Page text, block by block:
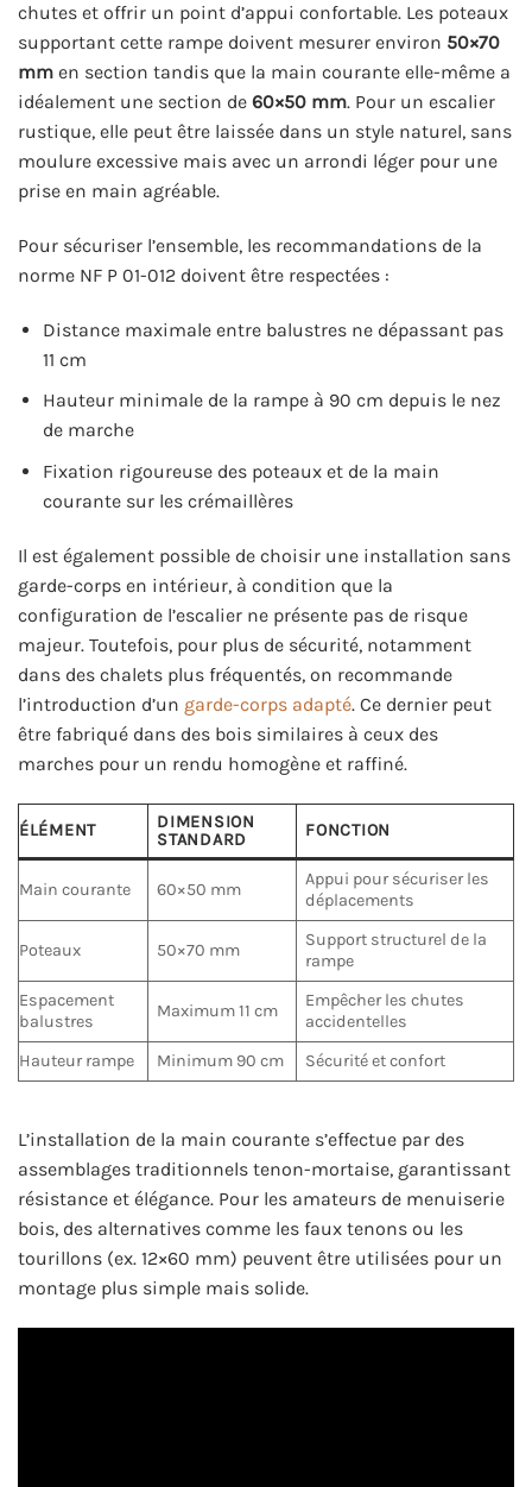
chutes et offrir un point d’appui confortable. Les poteaux
supportant cette rampe doivent mesurer environ 50×70
mm en section tandis que la main courante elle-même a
idéalement une section de 60×50 mm. Pour un escalier
rustique, elle peut être laissée dans un style naturel, sans
moulure excessive mais avec un arrondi léger pour une
prise en main agréable.
Pour sécuriser l’ensemble, les recommandations de la
norme NF P 01-012 doivent être respectées :
Distance maximale entre balustres ne dépassant pas
11 cm
Hauteur minimale de la rampe à 90 cm depuis le nez
de marche
Fixation rigoureuse des poteaux et de la main
courante sur les crémaillères
Il est également possible de choisir une installation sans
garde-corps en intérieur, à condition que la
configuration de l’escalier ne présente pas de risque
majeur. Toutefois, pour plus de sécurité, notamment
dans des chalets plus fréquentés, on recommande
l’introduction d’un garde-corps adapté. Ce dernier peut
être fabriqué dans des bois similaires à ceux des
marches pour un rendu homogène et raffiné.
ÉLÉMENT
DIMENSION
STANDARD
FONCTION
Main courante 60×50 mm
Appui pour sécuriser les
déplacements
Poteaux 50×70 mm
Support structurel de la
rampe
Espacement
balustres
Maximum 11 cm
Empêcher les chutes
accidentelles
Hauteur rampe
Minimum 90 cm Sécurité et confort
L’installation de la main courante s’effectue par des
assemblages traditionnels tenon-mortaise, garantissant
résistance et élégance. Pour les amateurs de menuiserie
bois, des alternatives comme les faux tenons ou les
tourillons (ex. 12×60 mm) peuvent être utilisées pour un
montage plus simple mais solide.